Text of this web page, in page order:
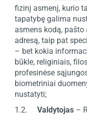
fizinį asmenį, kurio
tapatybę galima
asmens kodą, pašto
adresą, taip pat
– bet kokia
būkle, religiniais,
profesinėse
biometriniai
nustatyti;
1.2. Valdytojas –